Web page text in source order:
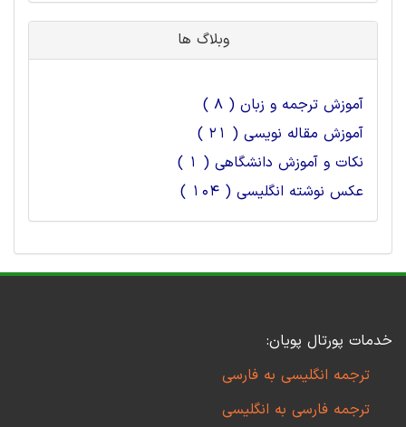
وبلاگ ها
آموزش ترجمه و زبان ( 8 )
آموزش مقاله نویسی ( 21 )
نکات و آموزش دانشگاهی ( 1 )
عکس نوشته انگلیسی ( 104 )
خدمات پورتال پویان:
ترجمه انگلیسی به فارسی
ترجمه فارسی به انگلیسی